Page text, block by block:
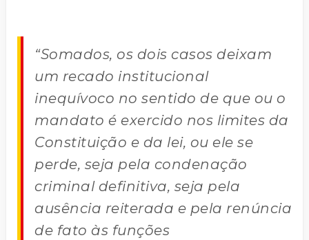
“Somados, os dois casos deixam
um recado institucional
inequívoco no sentido de que ou o
mandato é exercido nos limites da
Constituição e da lei, ou ele se
perde, seja pela condenação
criminal definitiva, seja pela
ausência reiterada e pela renúncia
de fato às funções